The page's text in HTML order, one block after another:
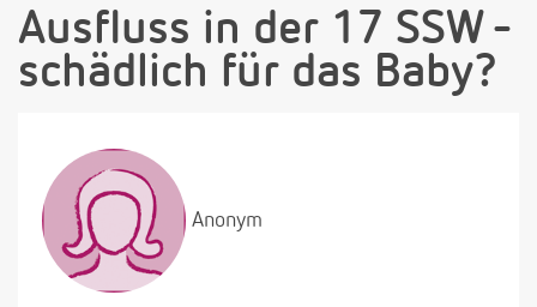
Ausfluss in der 17 SSW -
schädlich für das Baby?
Anonym